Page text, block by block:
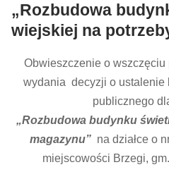
„Rozbudowa
wiejskiej na
Obwieszczenie o
wydania decyzji o ustalenie
publicznego
„Rozbudowa budynku
magazynu” na działce o
miejscowości Brzegi,